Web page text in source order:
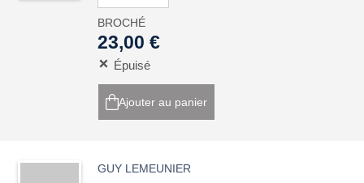
BROCHÉ
23,00 €
Épuisé
Ajouter au panier
GUY LEMEUNIER